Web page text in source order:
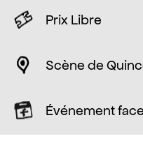
Prix Libre
Scène de
Événement